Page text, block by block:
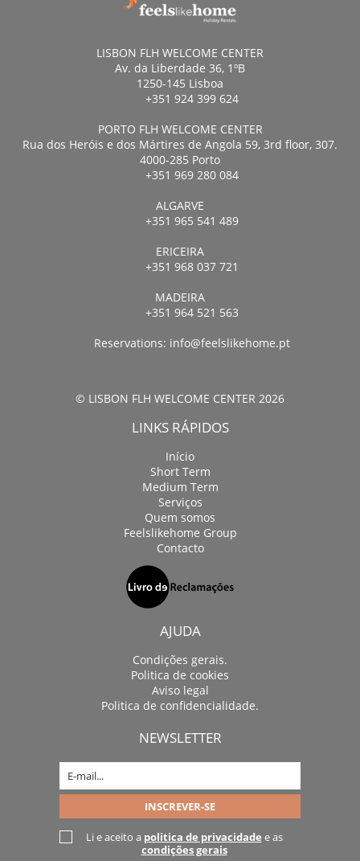
LISBON FLH WELCOME CENTER
Av. da Liberdade 36, 1ºB
1250-145 Lisboa
+351 924 399 624
PORTO FLH WELCOME CENTER
Rua dos Heróis e dos Mártires de Angola 59, 3rd floor, 307.
4000-285 Porto
+351 969 280 084
ALGARVE
+351 965 541 489
ERICEIRA
+351 968 037 721
MADEIRA
+351 964 521 563
Reservations: info@feelslikehome.pt
© LISBON FLH WELCOME CENTER 2026
LINKS RÁPIDOS
Início
Short Term
Medium Term
Serviços
Quem somos
Feelslikehome Group
Contacto
AJUDA
Condições gerais.
Politica de cookies
Aviso legal
Politica de confidencialidade.
NEWSLETTER
Li e aceito a politica de privacidade e as
condições gerais